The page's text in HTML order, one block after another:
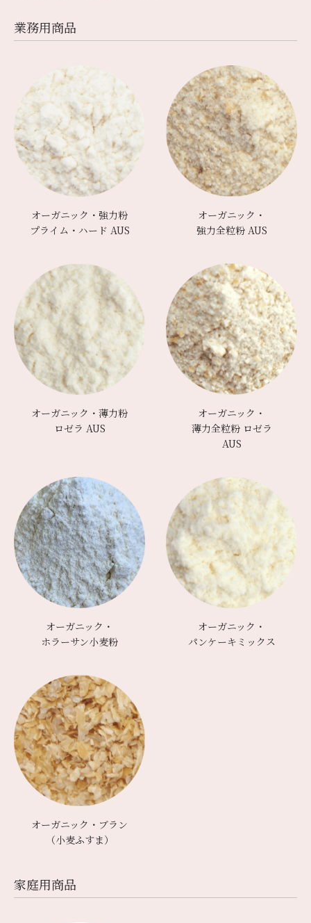
業務⽤商品
オーガニック・強力粉
プライム・ハード AUS
オーガニック・
強力全粒粉 AUS
オーガニック・薄力粉
ロゼラ AUS
オーガニック・
薄力全粒粉 ロゼラ
AUS
オーガニック・
ホラーサン小麦粉
オーガニック・
パンケーキミックス
オーガニック・ブラン
（小麦ふすま）
家庭⽤商品